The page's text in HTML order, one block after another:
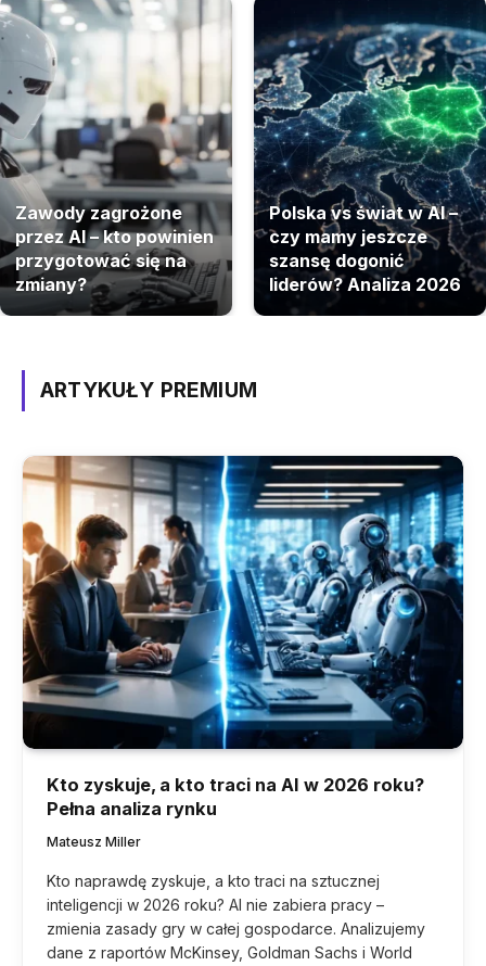
Zawody zagrożone
przez AI – kto powinien
przygotować się na
zmiany?
Polska vs świat w AI –
czy mamy jeszcze
szansę dogonić
liderów? Analiza 2026
ARTYKUŁY PREMIUM
Kto zyskuje, a kto traci na AI w 2026 roku?
Pełna analiza rynku
Mateusz Miller
Kto naprawdę zyskuje, a kto traci na sztucznej
inteligencji w 2026 roku? AI nie zabiera pracy –
zmienia zasady gry w całej gospodarce. Analizujemy
dane z raportów McKinsey, Goldman Sachs i World